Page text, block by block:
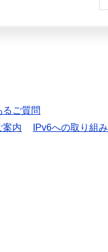
るご質問
案内
IPv6への取り組み